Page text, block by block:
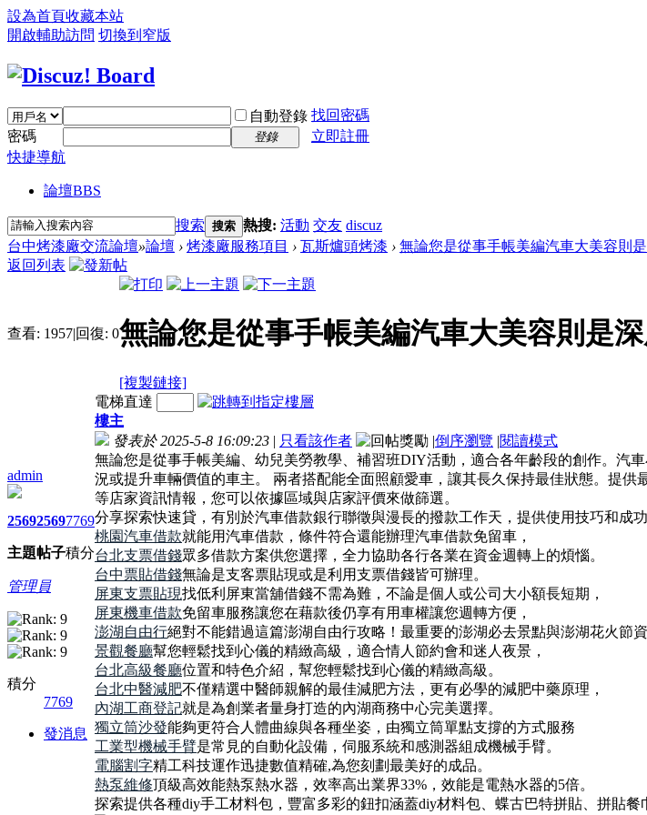
設為首頁收藏本站
開啟輔助訪問 切換到窄版
自動登錄 找回密碼
密碼
登錄
立即註冊
快捷導航
論壇BBS
搜索 搜索 熱搜: 活動 交友 discuz
台中烤漆廠交流論壇»論壇 › 烤漆廠服務項目 › 瓦斯爐頭烤漆 › 無論您是從事手帳美編汽車大美容則
返回列表
查看: 1957|回復: 0無論您是從事手帳美編汽車大美容則是
[複製鏈接]
admin
2569
主題
2569
帖子
7769
積分
管理員
積分
7769
發消息
電梯直達
樓主
發表於 2025-5-8 16:09:23 | 只看該作者 |倒序瀏覽 |閱讀模式
無論您是從事手帳美編、幼兒美勞教學、補習班DIY活動，適合各年齡段的創作。汽
況或提升車輛價值的車主。 兩者搭配能全面照顧愛車，讓其長久保持最佳狀態。提
等店家資訊情報，您可以依據區域與店家評價來做篩選。
分享探索快速貸，有別於汽車借款銀行聯徵與漫長的撥款工作天，提供使用技巧和成功
桃園汽車借款就能用汽車借款，條件符合還能辦理汽車借款免留車，
台北支票借錢眾多借款方案供您選擇，全力協助各行各業在資金週轉上的煩惱。
台中票貼借錢無論是支客票貼現或是利用支票借錢皆可辦理。
屏東支票貼現找低利屏東當舖借錢不需為難，不論是個人或公司大小額長短期，
屏東機車借款免留車服務讓您在藉款後仍享有用車權讓您週轉方便，
澎湖自由行絕對不能錯過這篇澎湖自由行攻略！最重要的澎湖必去景點與澎湖花火節資
景觀餐廳幫您輕鬆找到心儀的精緻高級，適合情人節約會和迷人夜景，
台北高級餐廳位置和特色介紹，幫您輕鬆找到心儀的精緻高級。
台北中醫減肥不僅精選中醫師親解的最佳減肥方法，更有必學的減肥中藥原理，
內湖工商登記就是為創業者量身打造的內湖商務中心完美選擇。
獨立筒沙發能夠更符合人體曲線與各種坐姿，由獨立筒單點支撐的方式服務
工業型機械手臂是常見的自動化設備，伺服系統和感測器組成機械手臂。
電腦割字精工科技運作迅捷數值精確,為您刻劃最美好的成品。
熱泵維修頂級高效能熱泵熱水器，效率高出業界33%，效能是電熱水器的5倍。
探索提供各種diy手工材料包，豐富多彩的鈕扣涵蓋diy材料包、蝶古巴特拼貼、拼貼